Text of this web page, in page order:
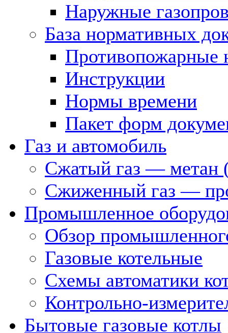
Наружные
База нормативных
Противопожарные
Инструкции
Нормы времени
Пакет форм
Газ и автомобиль
Сжатый газ — метан
Сжиженный газ —
Промышленное
Обзор
Газовые котельные
Схемы автоматики
Контрольно-
Бытовые газовые котлы